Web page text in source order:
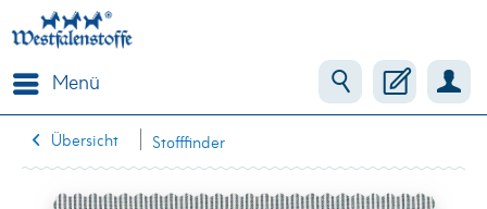
Menü
Übersicht Stofffinder